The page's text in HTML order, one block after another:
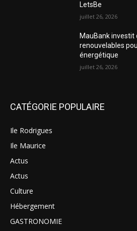
LetsBe
juillet 26, 2026
MauBank investit
renouvelables
énergétique
juillet 26, 2026
CATÉGORIE POPULAIRE
Ile Rodrigues
Ile Maurice
Actus
Actus
Culture
Hébergement
GASTRONOMIE